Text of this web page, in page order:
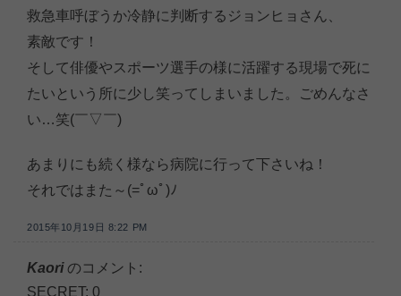
救急車呼ぼうか冷静に判断するジョンヒョさん、
素敵です！
そして俳優やスポーツ選手の様に活躍する現場で死に
たいという所に少し笑ってしまいました。ごめんなさ
い…笑(￣▽￣)
あまりにも続く様なら病院に行って下さいね！
それではまた～(=ﾟωﾟ)ﾉ
2015年10月19日 8:22 PM
Kaori のコメント:
SECRET: 0